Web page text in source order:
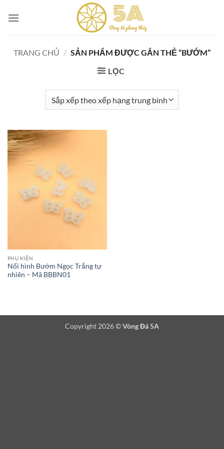
TRANG CHỦ / SẢN PHẨM ĐƯỢC GẮN THẺ “BƯỚM”
LỌC
PHỤ KIỆN
Nối hình Bướm Ngọc Trắng tự
nhiên – Mã BBBN01
Copyright 2026 ©Vòng Đá 5A